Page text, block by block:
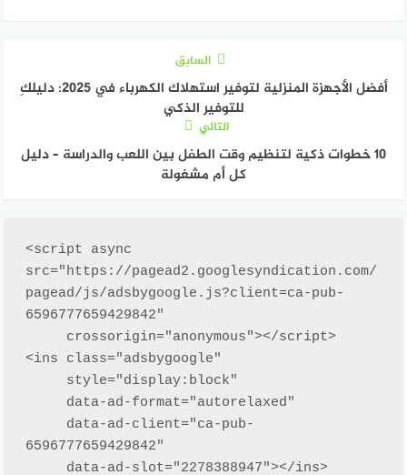
السابق
أفضل الأجهزة المنزلية لتوفير استهلاك الكهرباء في 2025: دليلكِ
للتوفير الذكي
التالي
10 خطوات ذكية لتنظيم وقت الطفل بين اللعب والدراسة – دليل
كل أم مشغولة
<script async
src="https://pagead2.googlesyndication.com/
pagead/js/adsbygoogle.js?client=ca-pub-
6596777659429842"
<ins class="adsbygoogle"
6596777659429842"